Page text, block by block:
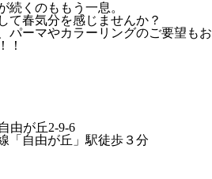
続くのももう一息。
て春気分を感じませんか？
パーマやカラーリングのご要望もお
！
由が丘2-9-6
「自由が丘」駅徒歩３分